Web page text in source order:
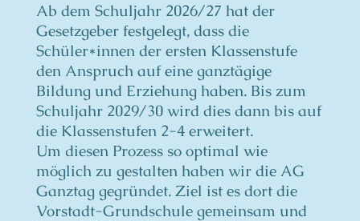
Ab dem Schuljahr 2026/27 hat der
Gesetzgeber festgelegt, dass die
Schüler*innen der ersten Klassenstufe
den Anspruch auf eine ganztägige
Bildung und Erziehung haben. Bis zum
Schuljahr 2029/30 wird dies dann bis auf
die Klassenstufen 2-4 erweitert.
Um diesen Prozess so optimal wie
möglich zu gestalten haben wir die AG
Ganztag gegründet. Ziel ist es dort die
Vorstadt-Grundschule gemeinsam und